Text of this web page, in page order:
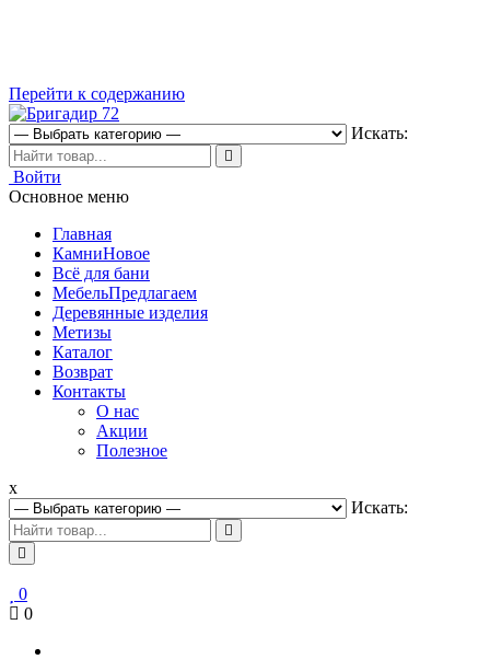
Перейти к содержанию
Бригадир 72
Магазин строительных материалов
Искать:
Войти
Основное меню
Главная
КамниНовое
Всё для бани
МебельПредлагаем
Деревянные изделия
Метизы
Каталог
Возврат
Контакты
О нас
Акции
Полезное
x
Искать:
0
0